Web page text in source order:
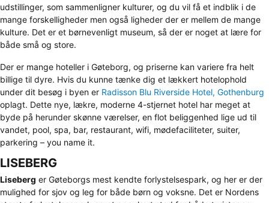
udstillinger, som sammenligner kulturer, og du vil få et indblik i de
mange forskelligheder men også ligheder der er mellem de mange
kulture. Det er et børnevenligt museum, så der er noget at lære for
både små og store.
Der er mange hoteller i Gøteborg, og priserne kan variere fra helt
billige til dyre. Hvis du kunne tænke dig et lækkert hotelophold
under dit besøg i byen er Radisson Blu Riverside Hotel, Gothenburg
oplagt. Dette nye, lækre, moderne 4-stjernet hotel har meget at
byde på herunder skønne værelser, en flot beliggenhed lige ud til
vandet, pool, spa, bar, restaurant, wifi, mødefaciliteter, suiter,
parkering – you name it.
LISEBERG
Liseberg er Gøteborgs mest kendte forlystelsespark, og her er der
mulighed for sjov og leg for både børn og voksne. Det er Nordens